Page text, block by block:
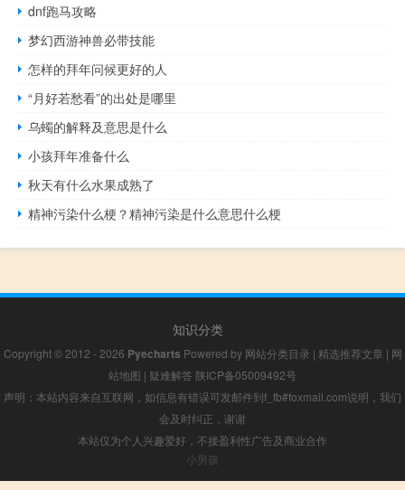
dnf跑马攻略
梦幻西游神兽必带技能
怎样的拜年问候更好的人
“月好若愁看”的出处是哪里
乌蠋的解释及意思是什么
小孩拜年准备什么
秋天有什么水果成熟了
精神污染什么梗？精神污染是什么意思什么梗
知识分类
Copyright © 2012 - 2026 Pyecharts Powered by 网站分类目录 | 精选推荐文章 | 网
站地图 | 疑难解答 陕ICP备05009492号
声明：本站内容来自互联网，如信息有错误可发邮件到f_fb#foxmail.com说明，我们
会及时纠正，谢谢
本站仅为个人兴趣爱好，不接盈利性广告及商业合作
小男孩